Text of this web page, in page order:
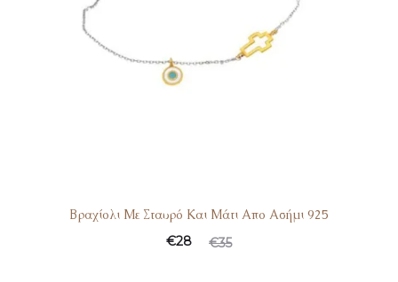
Βραχίολι Με Σταυρό Και Μάτι Απο Ασήμι 925
€35
€28